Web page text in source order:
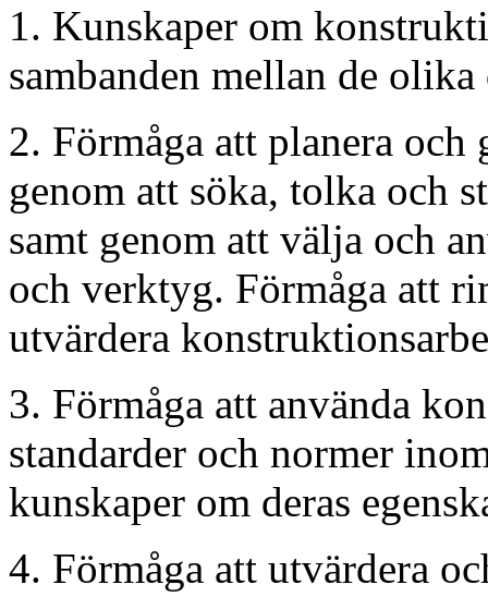
1. Kunskaper om
sambanden mellan de
2. Förmåga att planera
genom att söka, tolka och
samt genom att välja och
och verktyg. Förmåga att
utvärdera
3. Förmåga att använda
standarder och normer
kunskaper om deras
4. Förmåga att utvärdera